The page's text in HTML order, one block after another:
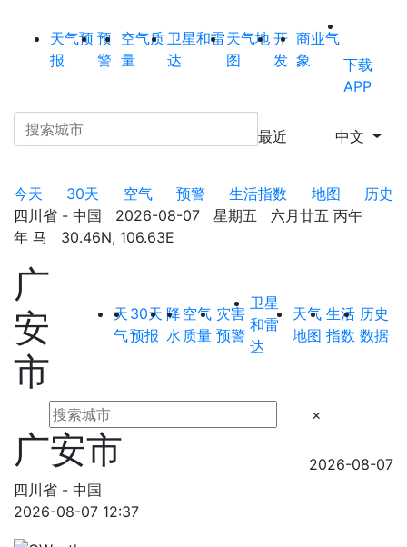
天气预
报
预
警
空气质
量
卫星和雷
达
天气地
图
开
发
商业气
象
下载
APP
最近 中文
今天 30天 空气 预警 生活指数 地图
历史
四川省 - 中国 2026-08-07 星期五 六月廿五 丙午
年 马 30.46N, 106.63E
广
安
市
天
气
30天
预报
降
水
空气
质量
灾害
预警
卫星
和雷
达
天气
地图
生活
指数
历史
数据
×
广安市
四川省 - 中国
2026-08-07
2026-08-07 12:37